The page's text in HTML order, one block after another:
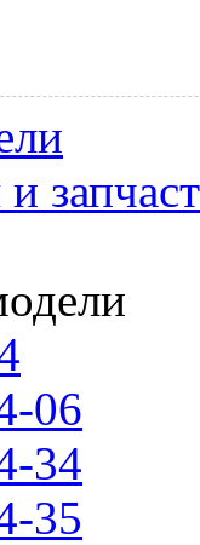
06
34
35